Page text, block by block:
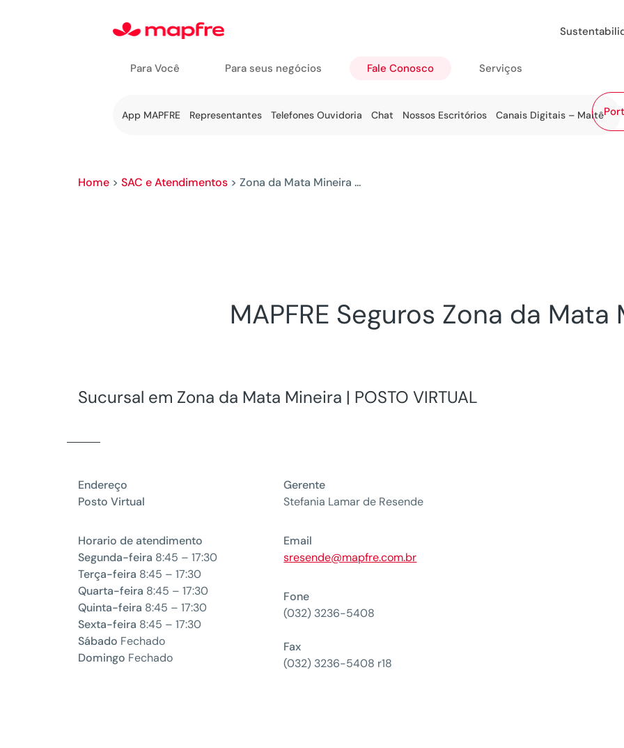
Para Você Para seus negócios Fale Conosco
Ir a Fale
App MAPFRE Representantes Telefones Ouvidoria Chat Nossos Escritórios Canais Digitais – Maitê
Serviços
Home > SAC e Atendimentos > Zona da Mata Mineira ...
MAPFRE Seguros Zona da Mata
Sucursal em Zona da Mata Mineira | POSTO VIRTUAL
Endereço
Posto Virtual
Horario de atendimento
Segunda-feira 8:45 – 17:30
Terça-feira 8:45 – 17:30
Quarta-feira 8:45 – 17:30
Quinta-feira 8:45 – 17:30
Sexta-feira 8:45 – 17:30
Sábado Fechado
Domingo Fechado
Gerente
Stefania Lamar de Resende
Email
sresende@mapfre.com.br
Fone
(032) 3236-5408
Fax
(032) 3236-5408 r18